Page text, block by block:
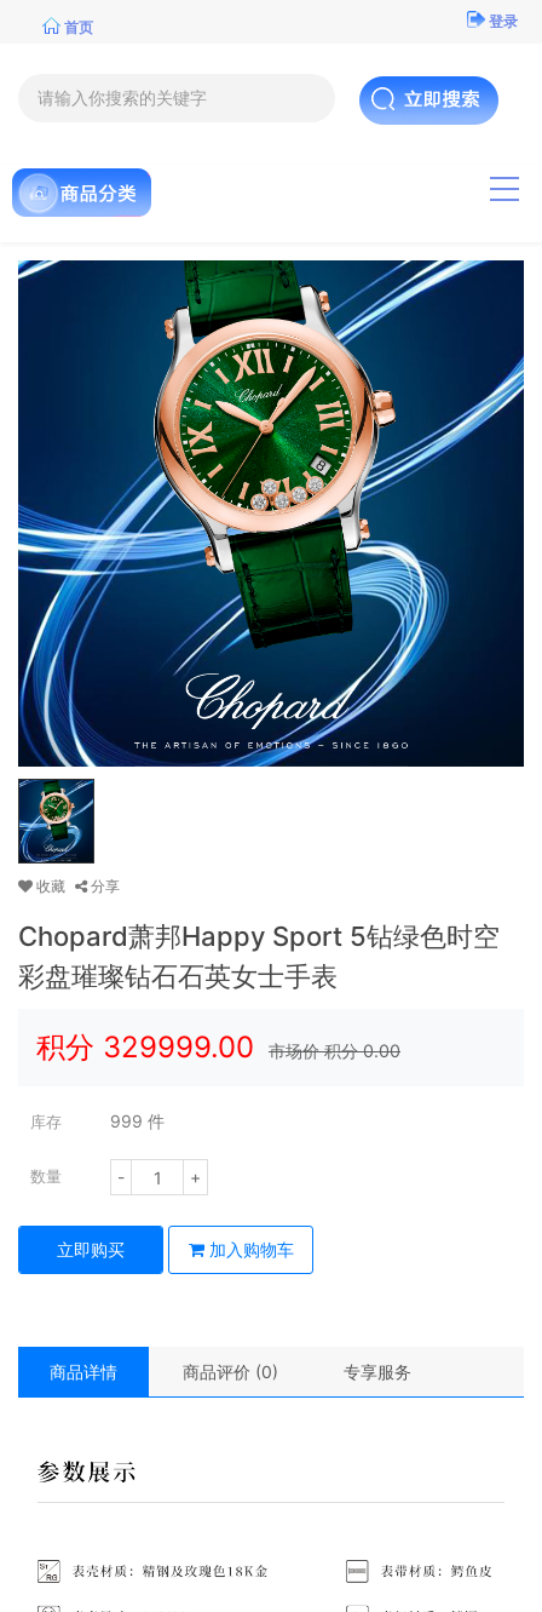
首页 登录
收藏 分享
Chopard萧邦Happy Sport 5钻绿色时空
彩盘璀璨钻石石英女士手表
积分 329999.00 市场价 积分0.00
库存 999 件
数量 - +
立即购买 加入购物车
商品详情 商品评价 (0) 专享服务